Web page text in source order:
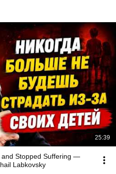
25:39
and Stopped Suffering —
Labkovsky